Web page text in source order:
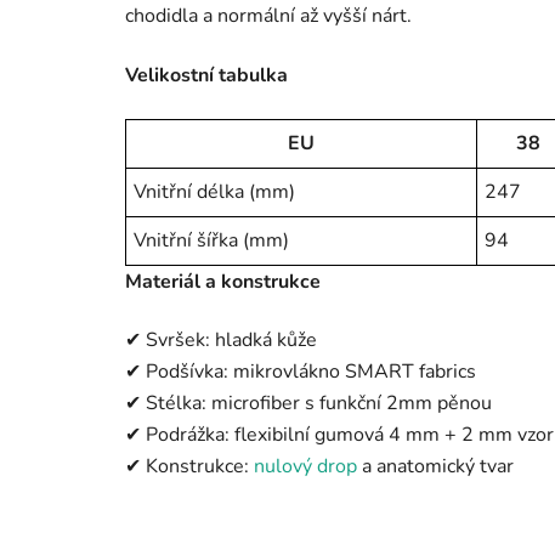
chodidla a normální až vyšší nárt.
Velikostní tabulka
EU 38
Vnitřní délka (mm)
247
Vnitřní šířka (mm)
94
Materiál a konstrukce
✔ Svršek: hladká kůže
✔ Podšívka: mikrovlákno SMART fabrics
✔ Stélka: microfiber s funkční 2mm pěnou
✔ Podrážka: flexibilní gumová 4 mm + 2 mm vzor
✔ Konstrukce: nulový drop a anatomický tvar